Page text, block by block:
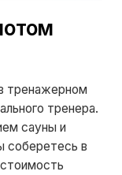
тренажерном
тренера.
сауны и
соберетесь в